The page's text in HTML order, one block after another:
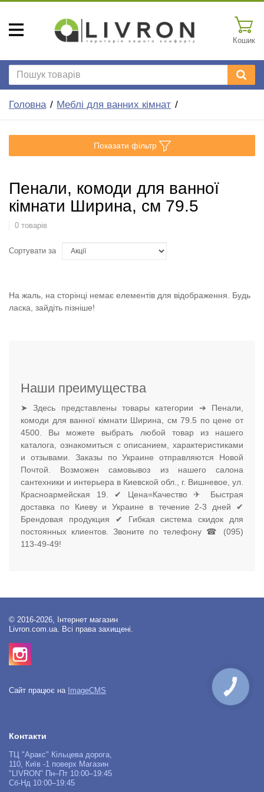
Кошик
Головна Меблі для ванних кімнат
Показати фільтр
Пенали, комоди для ванної
кімнати Ширина, см 79.5
0 товарів
Сортувати за
На жаль, на сторінці немає елементів для відображення. Будь
ласка, зайдіть пізніше!
Наши преимущества
➤ Здесь представлены товары категории ➔ Пенали,
комоди для ванної кімнати Ширина, см 79.5 по цене от
4500. Вы можете выбрать любой товар из нашего
каталога, ознакомиться с описанием, характеристиками
и отзывами. Заказы по Украине отправляются Новой
Почтой. Возможен самовывоз из нашего салона
сантехники и интерьера в Киевской обл., г. Вишневое, ул.
Красноармейская 19. ✔ Цена=Качество ✈ Быстрая
доставка по Киеву и Украине в течение 2-3 дней ✔
Брендовая продукция ✔ Гибкая система скидок для
постоянных клиентов. Звоните по телефону ☎ (095)
113-49-49!
© 2016-2026, Інтернет магазин
Livron.com.ua. Всі права захищені.
Сайт працює на ImageCMS
Контакти
ТЦ "Аракс" Кільцева дорога,
110, Київ -1 поверх Магазин
"LIVRON" Пн–Пт 10:00–19:45
Сб-Нд 10:00–19:45
КНОПКА
ЗВ'ЯЗКУ